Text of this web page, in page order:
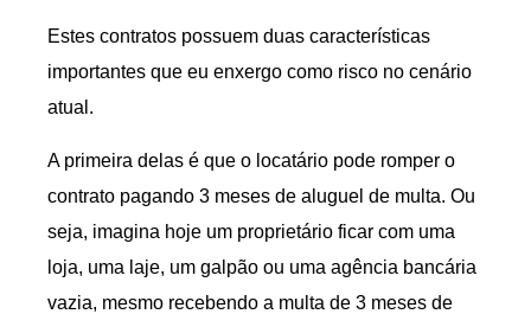
Estes contratos possuem duas características
importantes que eu enxergo como risco no cenário
atual.
A primeira delas é que o locatário pode romper o
contrato pagando 3 meses de aluguel de multa. Ou
seja, imagina hoje um proprietário ficar com uma
loja, uma laje, um galpão ou uma agência bancária
vazia, mesmo recebendo a multa de 3 meses de